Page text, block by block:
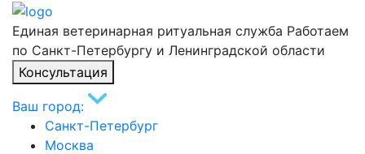
Единая ветеринарная ритуальная служба Работаем
по Санкт-Петербургу и Ленинградской области
Консультация
Ваш город:
Санкт-Петербург
Москва